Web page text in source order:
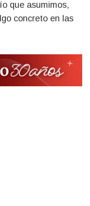
que asumimos,
concreto en las